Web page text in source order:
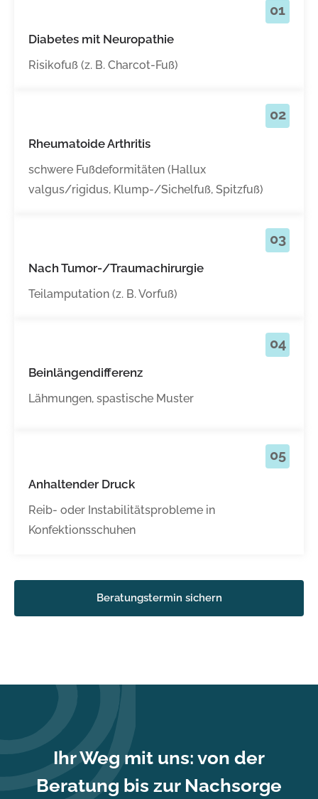
01
Diabetes mit Neuropathie
Risikofuß (z. B. Charcot-Fuß)
02
Rheumatoide Arthritis
schwere Fußdeformitäten (Hallux
valgus/rigidus, Klump-/Sichelfuß, Spitzfuß)
03
Nach Tumor-/Traumachirurgie
Teilamputation (z. B. Vorfuß)
04
Beinlängendifferenz
Lähmungen, spastische Muster
05
Anhaltender Druck
Reib- oder Instabilitätsprobleme in
Konfektionsschuhen
Beratungstermin sichern
Ihr Weg mit uns: von der
Beratung bis zur Nachsorge